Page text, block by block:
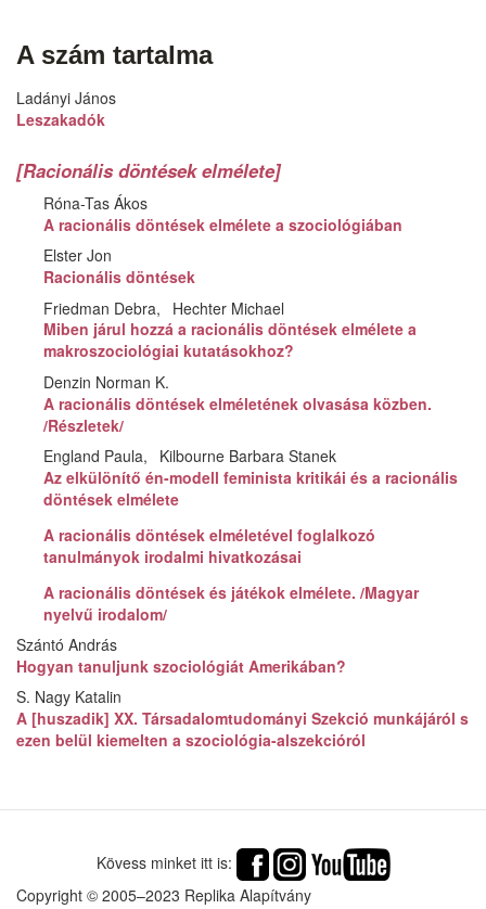
A szám tartalma
Ladányi János
Leszakadók
[Racionális döntések elmélete]
Róna-Tas Ákos
A racionális döntések elmélete a szociológiában
Elster Jon
Racionális döntések
Friedman Debra
Hechter Michael
Miben járul hozzá a racionális döntések elmélete a
makroszociológiai kutatásokhoz?
Denzin Norman K.
A racionális döntések elméletének olvasása közben.
/Részletek/
England Paula
Kilbourne Barbara Stanek
Az elkülönítő én-modell feminista kritikái és a racionális
döntések elmélete
A racionális döntések elméletével foglalkozó
tanulmányok irodalmi hivatkozásai
A racionális döntések és játékok elmélete. /Magyar
nyelvű irodalom/
Szántó András
Hogyan tanuljunk szociológiát Amerikában?
S. Nagy Katalin
A [huszadik] XX. Társadalomtudományi Szekció munkájáról s
ezen belül kiemelten a szociológia-alszekcióról
Kövess minket itt is:
Copyright © 2005–2023 Replika Alapítvány